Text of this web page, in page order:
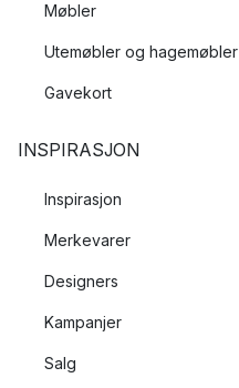
Møbler
Utemøbler og hagemøbler
Gavekort
INSPIRASJON
Inspirasjon
Merkevarer
Designers
Kampanjer
Salg